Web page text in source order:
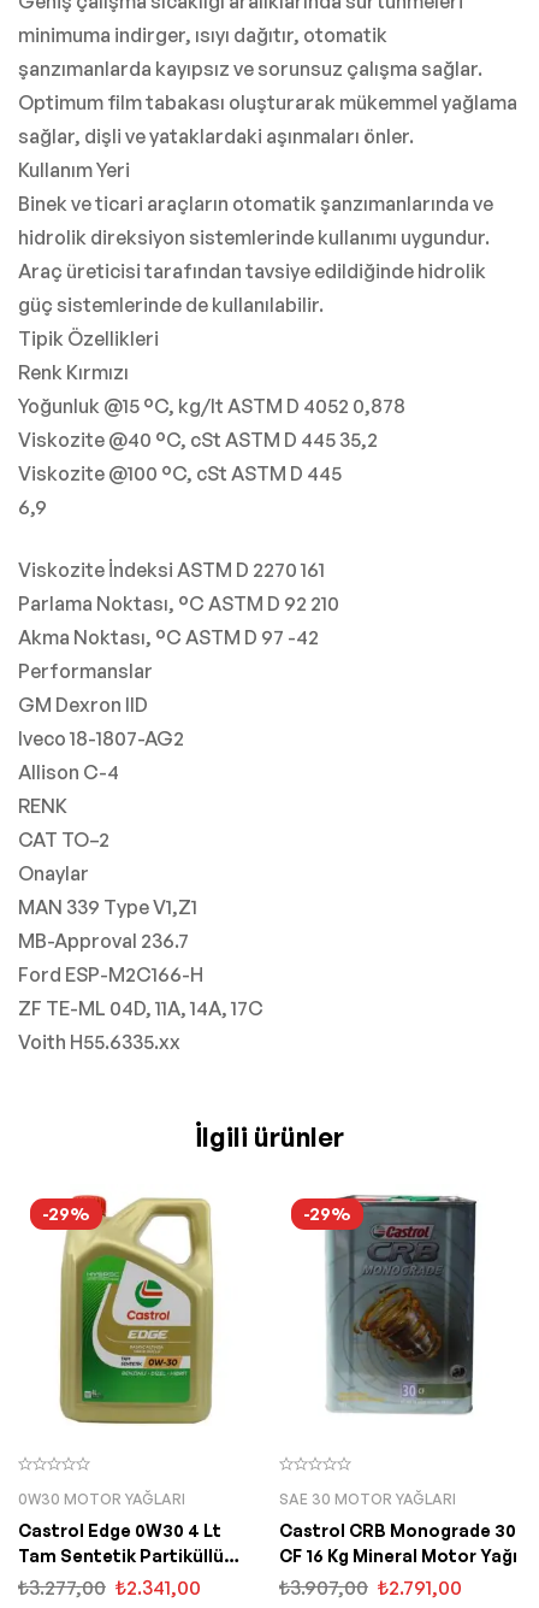
minimuma indirger, ısıyı dağıtır, otomatik
şanzımanlarda kayıpsız ve sorunsuz çalışma sağlar.
Optimum film tabakası oluşturarak mükemmel yağlama
sağlar, dişli ve yataklardaki aşınmaları önler.
Kullanım Yeri
Binek ve ticari araçların otomatik şanzımanlarında ve
hidrolik direksiyon sistemlerinde kullanımı uygundur.
Araç üreticisi tarafından tavsiye edildiğinde hidrolik
güç sistemlerinde de kullanılabilir.
Tipik Özellikleri
Renk Kırmızı
Yoğunluk @15 °C, kg/lt ASTM D 4052 0,878
Viskozite @40 °C, cSt ASTM D 445 35,2
Viskozite @100 °C, cSt ASTM D 445
6,9
Viskozite İndeksi ASTM D 2270 161
Parlama Noktası, °C ASTM D 92 210
Akma Noktası, °C ASTM D 97 -42
Performanslar
GM Dexron IID
Iveco 18-1807-AG2
Allison C-4
RENK
CAT TO–2
Onaylar
MAN 339 Type V1,Z1
MB-Approval 236.7
Ford ESP-M2C166-H
ZF TE-ML 04D, 11A, 14A, 17C
Voith H55.6335.xx
İlgili ürünler
-29%
0W30 MOTOR YAĞLARI
Castrol Edge 0W30 4 Lt
Tam Sentetik Partiküllü
Motor Yağı
₺3.277,00 ₺2.341,00
-29%
SAE 30 MOTOR YAĞLARI
Castrol CRB Monograde 30
CF 16 Kg Mineral Motor Yağı
₺3.907,00 ₺2.791,00